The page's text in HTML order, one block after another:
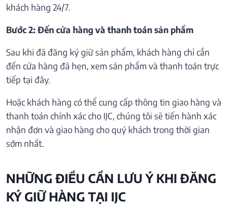
khách hàng 24/7.
Bước 2: Đến cửa hàng và thanh toán sản phẩm
Sau khi đã đăng ký giữ sản phẩm, khách hàng chỉ cần
đến cửa hàng đã hẹn, xem sản phẩm và thanh toán trực
tiếp tại đây.
Hoặc khách hàng có thể cung cấp thông tin giao hàng và
thanh toán chính xác cho IJC, chúng tôi sẽ tiến hành xác
nhận đơn và giao hàng cho quý khách trong thời gian
sớm nhất.
NHỮNG ĐIỀU CẦN LƯU Ý KHI ĐĂNG
KÝ GIỮ HÀNG TẠI IJC